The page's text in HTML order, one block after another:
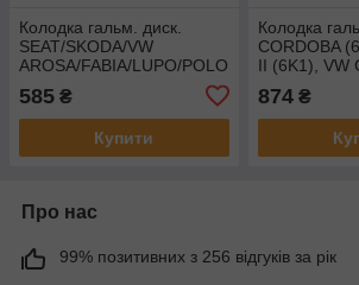
Колодка гальм. диск.
SEAT/SKODA/VW
AROSA/FABIA/LUPO/POLO
36969
585 ₴
Купити
Колодка
CORDOBA
II (6K1), VW
передн.
986 460 943
874₴
Про нас
99% позитивних з 256 відгуків за рік